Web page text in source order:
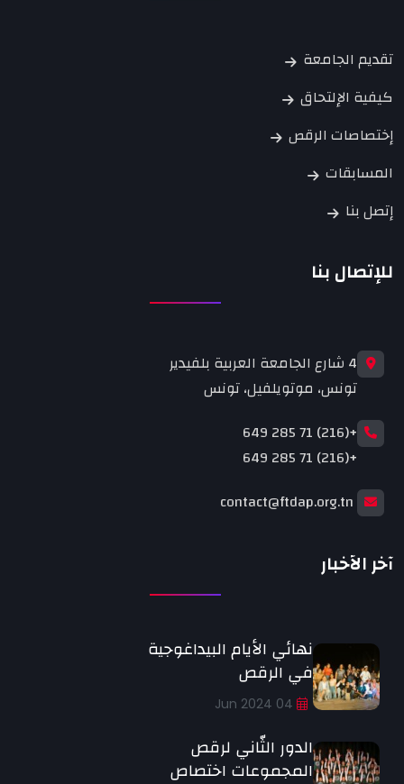
تقديم الجامعة
كيفية الإلتحاق
إختصاصات الرقص
المسابقات
إتصل بنا
للإتصال بنا
4 شارع الجامعة العربية بلفيدير
تونس، موتويلفيل، تونس
+(216) 71 285 649
+(216) 71 285 649
contact@ftdap.org.tn
آخر الأخبار
نهائي الأيام البيداغوجية
في الرقص
الدور الثّاني لرقص
المجموعات اختصاص